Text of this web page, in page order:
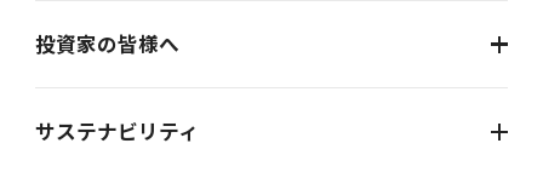
投資家の皆様へ
サステナビリティ